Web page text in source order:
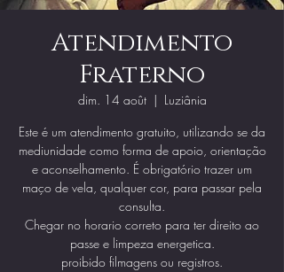
Atendimento
Fraterno
dim. 14 août
  |
Luziânia
Este é um atendimento gratuito, utilizando se da
mediunidade como forma de apoio, orientação
e aconselhamento. É obrigatório trazer um
maço de vela, qualquer cor, para passar pela
consulta.
Chegar no horario correto para ter direito ao
passe e limpeza energetica.
proibido filmagens ou registros.